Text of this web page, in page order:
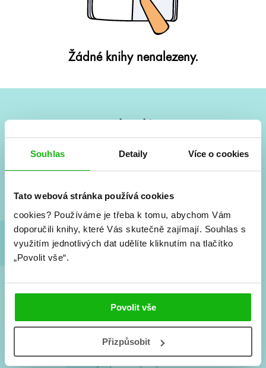
Souhlas Detaily Více o cookies
Tato webová stránka používá cookies
cookies? Používáme je třeba k tomu, abychom Vám
doporučili knihy, které Vás skutečně zajímají. Souhlas s
využitím jednotlivých dat udělíte kliknutím na tlačítko
„Povolit vše“.
Povolit vše
Přizpůsobit
Žádné knihy nenalezeny.
Vše kolem #youngadult každý měsíc rovnou do mailu!
a seriálové adaptace a další.
Souhlasím spodmínkami zpracování osobních údajů
Tvá e-mailová adresa je u nás v bezpečí. Přečti si